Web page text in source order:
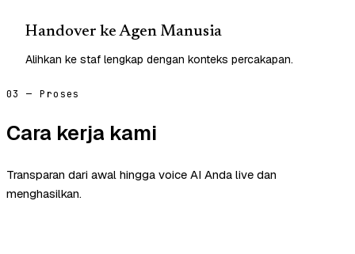
Handover ke Agen Manusia
Alihkan ke staf lengkap dengan konteks percakapan.
03 — Proses
Cara kerja kami
Transparan dari awal hingga voice AI Anda live dan
menghasilkan.